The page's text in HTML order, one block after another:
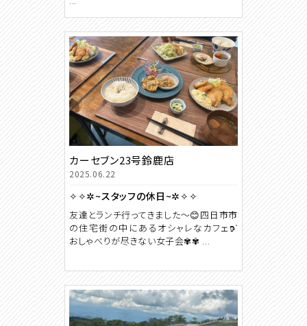
カーセブン23号鈴鹿店
2025.06.22
✧✧✲~スタッフの休日~✲✧✧
友達とランチ行ってきました〜😊四日市市
の住宅街の中にあるオシャレなカフェ𖠚ᐝ
おしゃべりが尽きない女子会✾✾ ...